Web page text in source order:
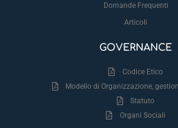
Domande Frequenti
Articoli
GOVERNANCE
Codice Etico
Modello di Organizzazione,
Statuto
Organi Sociali